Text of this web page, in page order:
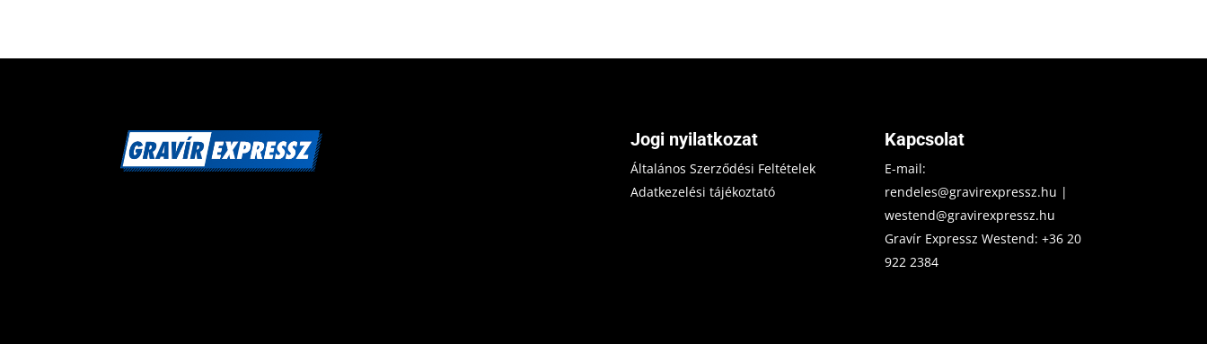
Jogi nyilatkozat
Általános Szerződési Feltételek
Adatkezelési tájékoztató
Kapcsolat
E-mail:
rendeles@gravirexpressz.hu |
westend@gravirexpressz.hu
Gravír Expressz Westend:+36 20
922 2384